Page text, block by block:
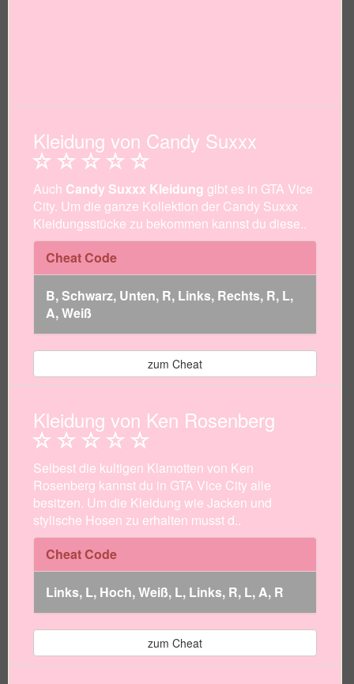
Kleidung von Candy Suxxx
Auch Candy Suxxx Kleidung gibt es in GTA Vice
City. Um die ganze Kollektion der Candy Suxxx
Kleidungsstücke zu bekommen kannst du diese..
Cheat Code
B, Schwarz, Unten, R, Links, Rechts, R, L,
A, Weiß
zum Cheat
Kleidung von Ken Rosenberg
Selbest die kultigen Klamotten von Ken
Rosenberg kannst du in GTA Vice City alle
besitzen. Um die Kleidung wie Jacken und
stylische Hosen zu erhalten musst d..
Cheat Code
Links, L, Hoch, Weiß, L, Links, R, L, A, R
zum Cheat